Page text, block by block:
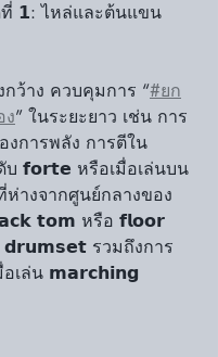
𝟭: ไหล่และต้นแขน
ว้าง ควบคุมการ “#ยก
ง” ในระยะยาว เช่น การ
งการพลัง การตีใน
𝗳𝗼𝗿𝘁𝗲 หรือเมื่อเล่นบน
างจากศูนย์กลางของ
𝘁𝗼𝗺 หรือ 𝗳𝗹𝗼𝗼𝗿
รวมถึงการ
เล่น 𝗺𝗮𝗿𝗰𝗵𝗶𝗻𝗴